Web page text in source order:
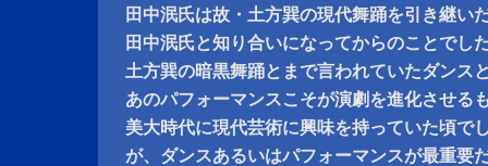
田中泯氏は故・土方巽の現代舞踊を引き継い
田中泯氏と知り合いになってからのことでし
土方巽の暗黒舞踊とまで言われていたダンス
あのパフォーマンスこそが演劇を進化させる
美大時代に現代芸術に興味を持っていた頃で
が、ダンスあるいはパフォーマンスが最重要